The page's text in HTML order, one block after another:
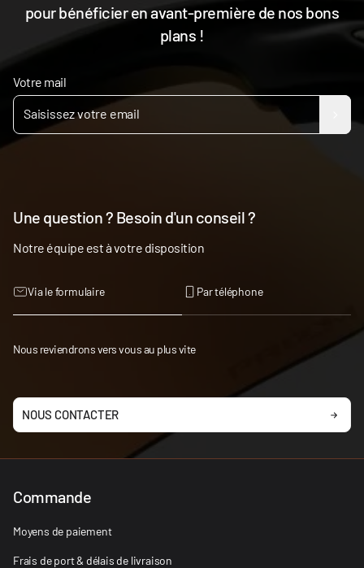
pour bénéficier en avant-première de nos bons
plans !
Votre mail
Une question ? Besoin d'un conseil ?
Notre équipe est à votre disposition
Via le formulaire Par téléphone
Nous reviendrons vers vous au plus vite
NOUS CONTACTER
Commande
Moyens de paiement
Frais de port & délais de livraison